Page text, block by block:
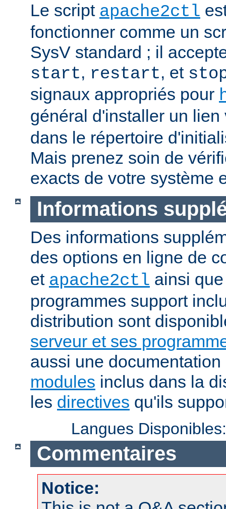
Le script apache2ctl
fonctionner comme un
SysV standard ; il
start, restart, et
signaux appropriés pour
général d'installer un
dans le répertoire
Mais prenez soin de
exacts de votre système
Informations
Des informations
des options en ligne de
et apache2ctl ainsi
programmes support
distribution sont
serveur et ses
aussi une
modules inclus dans la
les directives qu'ils
Langues
Commentaires
Notice: